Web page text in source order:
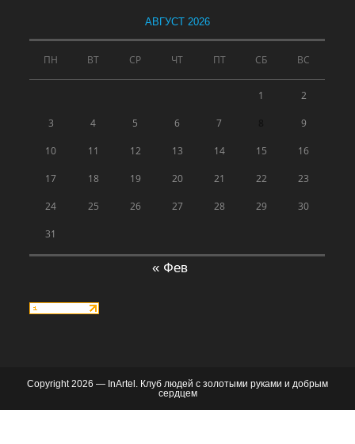
АВГУСТ 2026
ПН ВТ СР ЧТ ПТ СБ ВС
1 2
3 4 5 6 7 9
10 11 12 13 14 15 16
17 18 19 20 21 22 23
24 25 26 27 28 29 30
31
« Фев
Copyright 2026 — InArtel. Клуб людей с золотыми руками и добрым
сердцем